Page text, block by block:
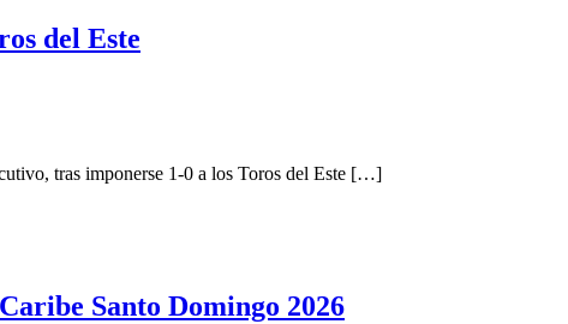
del Este
tras imponerse 1-0 a los Toros del Este […]
Santo Domingo 2026